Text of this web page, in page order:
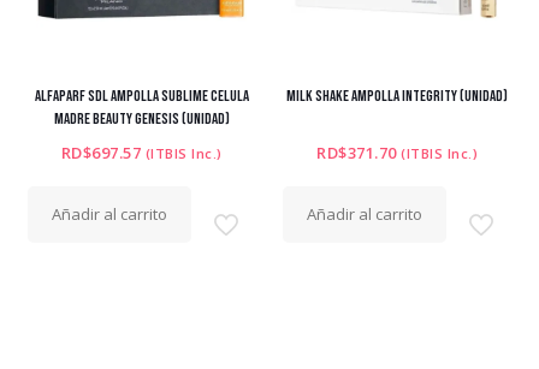
ALFAPARF SDL AMPOLLA SUBLIME CELULA
MADRE BEAUTY GENESIS (UNIDAD)
RD$697.57 (ITBIS Inc.)
Añadir al carrito
MILK SHAKE AMPOLLA INTEGRITY (Unidad)
RD$371.70 (ITBIS Inc.)
Añadir al carrito